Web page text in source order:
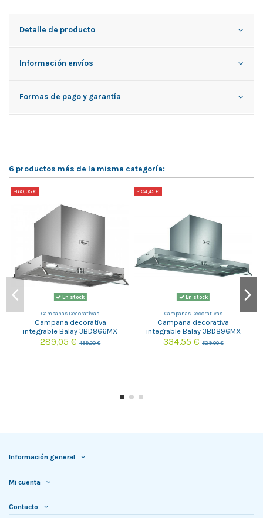
Detalle de producto
Información envíos
Formas de pago y garantía
6 productos más de la misma categoría:
-169,95 €
En stock
Campanas Decorativas
Campana decorativa
integrable Balay 3BD866MX
289,05 €459,00 €
-194,45 €
En stock
Campanas Decorativas
Campana decorativa
integrable Balay 3BD896MX
334,55 € 529,00 €
Información general
Mi cuenta
Contacto